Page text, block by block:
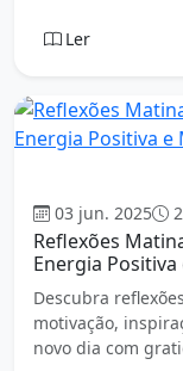
Ler
03 jun. 2025
Reflexões
Energia
Descubra
motivação,
novo dia com